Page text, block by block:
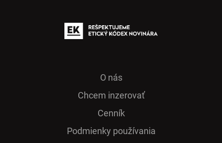
O nás
Chcem inzerovať
Cenník
Podmienky používania